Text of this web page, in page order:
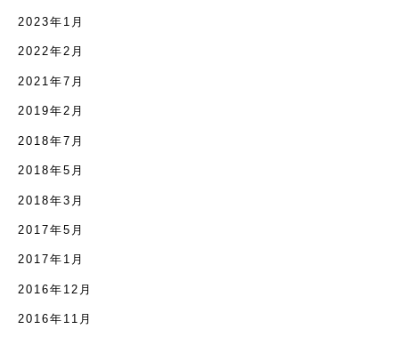
2023年1月
2022年2月
2021年7月
2019年2月
2018年7月
2018年5月
2018年3月
2017年5月
2017年1月
2016年12月
2016年11月